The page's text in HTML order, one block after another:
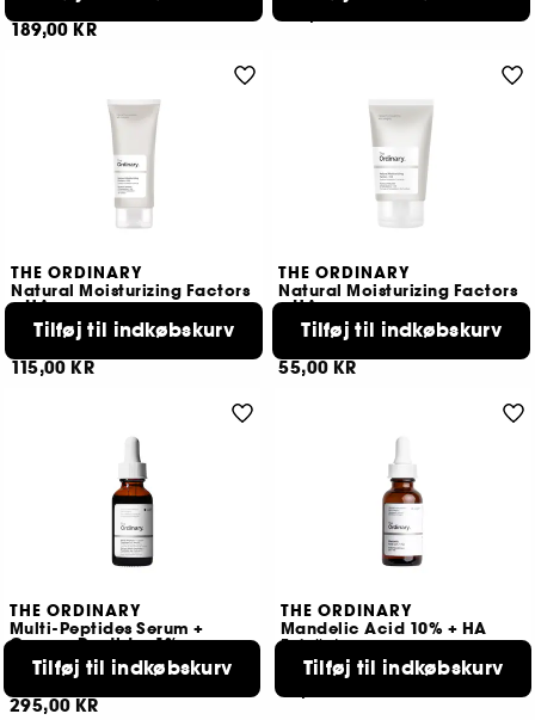
189,00 KR
139,00 KR
THE ORDINARY
Natural Moisturizing Factors
+ HA
Moisturizer
115,00 KR
Tilføj til indkøbskurv
THE ORDINARY
Natural Moisturizing Factors
+ HA
Mini Moisturizer
55,00 KR
Tilføj til indkøbskurv
THE ORDINARY
Multi-Peptides Serum +
Copper Peptides 1%
Face Care Serum
295,00 KR
Tilføj til indkøbskurv
THE ORDINARY
Mandelic Acid 10% + HA
Exfoliator
521
79,00 KR
Tilføj til indkøbskurv